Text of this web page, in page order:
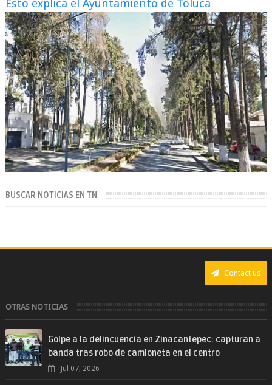
Esto explica el Ayuntamiento de Toluca
BUSCAR NOTICIAS EN TN
Contact us
OTRAS NOTICIAS
Golpe a la delincuencia en Zinacantepec: capturan a
banda tras robo de camioneta en el centro
Jul 07, 2026